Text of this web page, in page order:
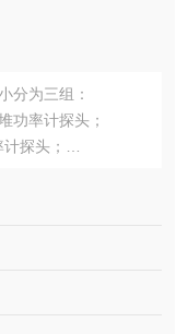
分为三组：
功率计探头；
功率计探头；